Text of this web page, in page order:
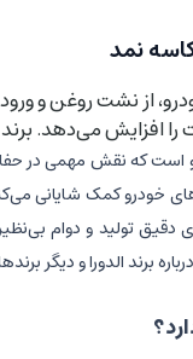
نمد
از نشت روغن و
افزایش می‌دهد. برند
که نقش مهمی در
کمک شایانی می‌کند
دقیق تولید و دوام
برند الدورا و دیگر